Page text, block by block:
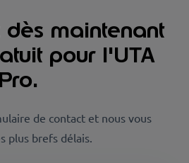
maintenant
pour l'UTA
de contact et nous vous
plus brefs délais.